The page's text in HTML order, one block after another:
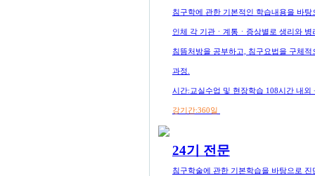
침구학에 관한 기본적인 학습내용을 바
인체 각 기관ㆍ계통ㆍ증상별로 생리와
침뜸처방을 공부하고, 침구요법을 구체
과정.
시간:교실수업 및 현장학습 108시간 내
강기간:360일
24기 전문
침구학술에 관한 기본학습을 바탕으로